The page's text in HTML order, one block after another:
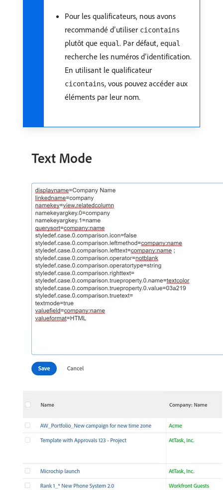
Pour les qualificateurs, nous avons
recommandé d’utiliser cicontains
plutôt que equal. Par défaut, equal
recherche les numéros d’identification.
En utilisant le qualificateur
cicontains, vous pouvez accéder aux
éléments par leur nom.